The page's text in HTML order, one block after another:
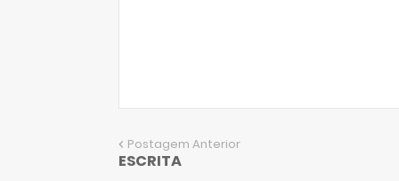
Postagem Anterior
ESCRITA